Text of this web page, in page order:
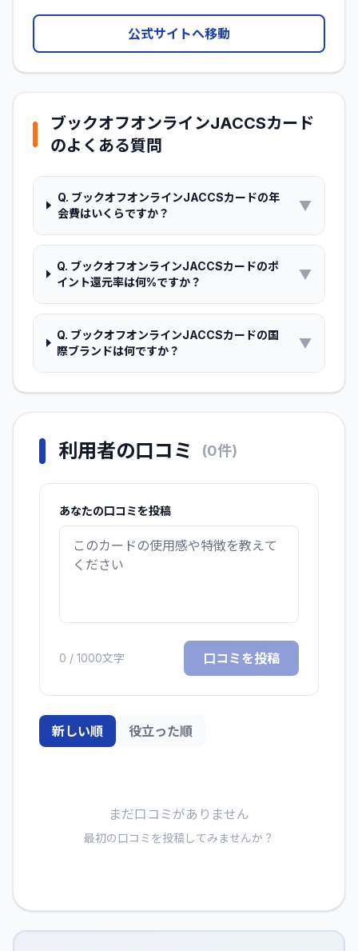
公式サイトへ移動
ブックオフオンラインJACCSカード
のよくある質問
Q. ブックオフオンラインJACCSカードの年
会費はいくらですか？
▼
Q. ブックオフオンラインJACCSカードのポ
イント還元率は何%ですか？
▼
Q. ブックオフオンラインJACCSカードの国
際ブランドは何ですか？
▼
利用者の口コミ (0件)
あなたの口コミを投稿
0 / 1000文字 口コミを投稿
新しい順 役立った順
まだ口コミがありません
最初の口コミを投稿してみませんか？